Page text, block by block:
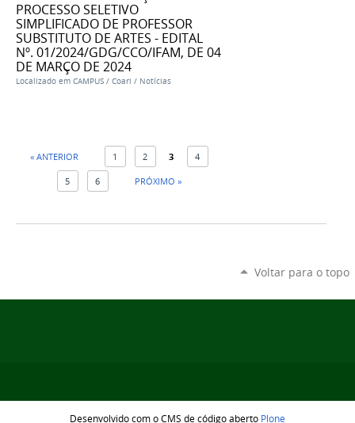
PROCESSO SELETIVO
SIMPLIFICADO DE PROFESSOR
SUBSTITUTO DE ARTES - EDITAL
Nº. 01/2024/GDG/CCO/IFAM, DE 04
DE MARÇO DE 2024
Localizado em CAMPUS / Coari / Notícias
« ANTERIOR 1 2 3 4
5 6 PRÓXIMO »
Voltar para o topo
Desenvolvido com o CMS de código aberto Plone